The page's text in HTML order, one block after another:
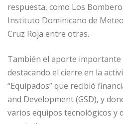
respuesta, como Los
Instituto Dominicano de
Cruz Roja entre otras.
También el aporte
destacando el cierre en la
“Equipados” que recibió
and Development (GSD), y
varios equipos tecnológicos y